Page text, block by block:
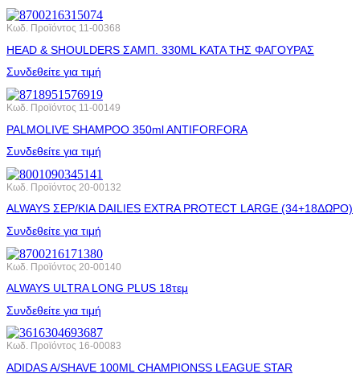
Κωδ. Προϊόντος 11-00368
HEAD & SHOULDERS ΣΑΜΠ. 330ML ΚΑΤΑ ΤΗΣ ΦΑΓΟΥΡΑΣ
Συνδεθείτε για τιμή
Κωδ. Προϊόντος 11-00149
PALMOLIVE SHAMPOO 350ml ANTIFORFORA
Συνδεθείτε για τιμή
Κωδ. Προϊόντος 20-00132
ALWAYS ΣΕΡ/ΚΙA DAILIES EXTRA PROTECT LARGE (34+18ΔΩΡΟ)
Συνδεθείτε για τιμή
Κωδ. Προϊόντος 20-00140
ALWAYS ULTRA LONG PLUS 18τεμ
Συνδεθείτε για τιμή
Κωδ. Προϊόντος 16-00083
ADIDAS A/SHAVE 100ML CHAMPIONSS LEAGUE STAR